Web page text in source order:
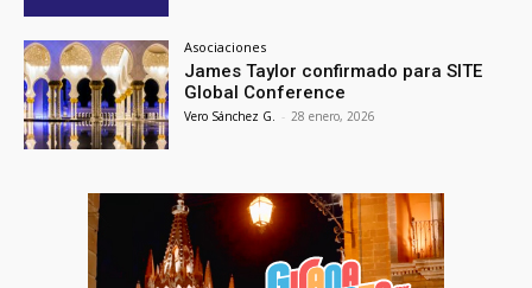
Asociaciones
James Taylor confirmado para SITE
Global Conference
Vero Sánchez G. - 28 enero, 2026